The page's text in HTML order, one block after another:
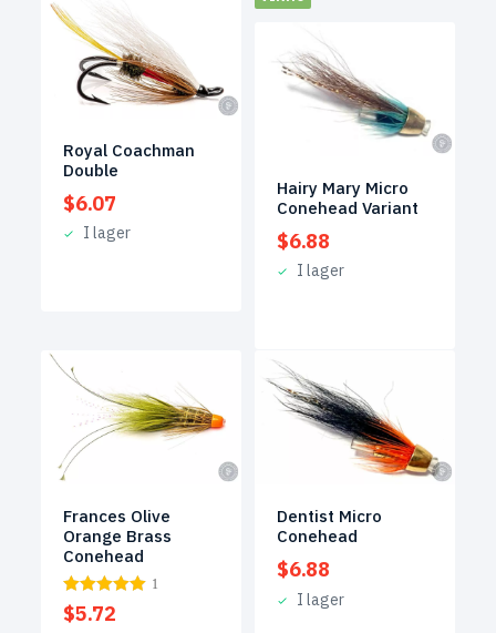
Royal Coachman
Double
$6.07
I lager
Hairy Mary Micro
Conehead Variant
$6.88
I lager
Frances Olive
Orange Brass
Conehead
1
$5.72
Dentist Micro
Conehead
$6.88
I lager